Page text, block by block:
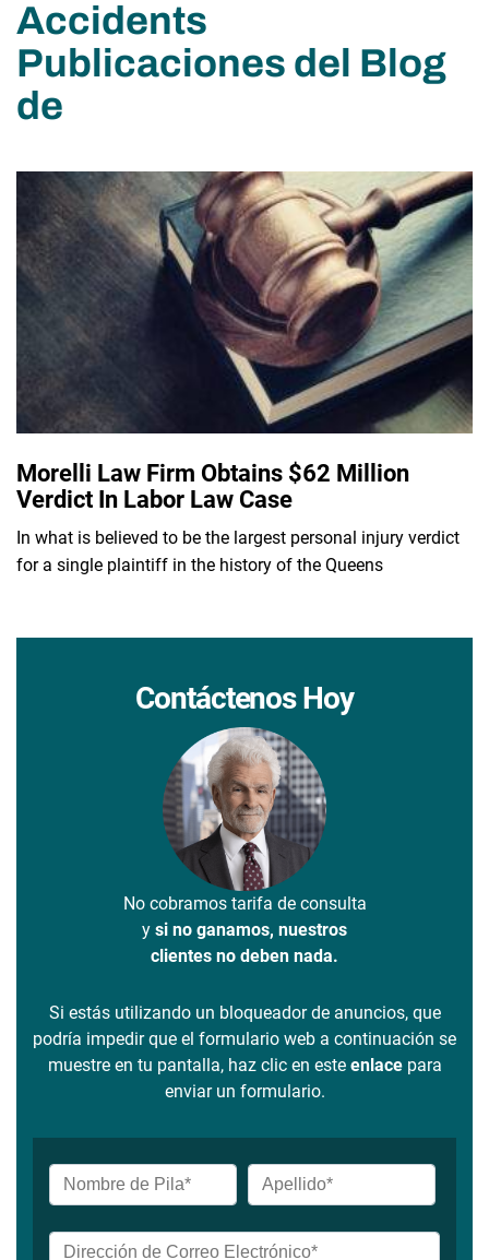
Accidents
Publicaciones del Blog
de
Morelli Law Firm Obtains $62 Million
Verdict In Labor Law Case
In what is believed to be the largest personal injury verdict
for a single plaintiff in the history of the Queens
Contáctenos Hoy
No cobramos tarifa de consulta
y si no ganamos, nuestros
clientes no deben nada.
Si estás utilizando un bloqueador de anuncios, que
podría impedir que el formulario web a continuación se
muestre en tu pantalla, haz clic en este enlacepara
enviar un formulario.